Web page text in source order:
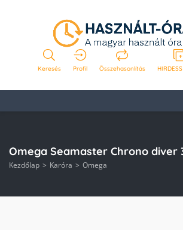
Keresés Profil Összehasonlítás
Omega Seamaster Chrono diver
Kezdőlap Karóra Omega